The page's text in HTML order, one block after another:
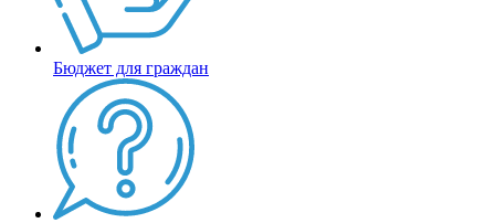
Бюджет для граждан